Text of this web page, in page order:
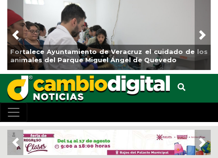
Ayuntamiento de Veracruz el cuidado de los
del Parque Miguel Ángel de Quevedo
La
Previous
Previous